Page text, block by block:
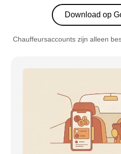
Download op
Chauffeursaccounts zijn alleen